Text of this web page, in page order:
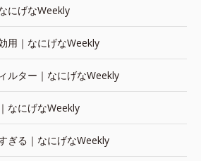
にげなWeekly
用｜なにげなWeekly
ルター｜なにげなWeekly
なにげなWeekly
ぎる｜なにげなWeekly